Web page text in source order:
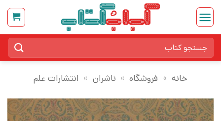
Skip
content
برای:
خانه » فروشگاه » ناشران » انتشارات علم